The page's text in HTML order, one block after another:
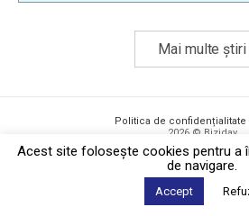
Mai multe știri
Politica de confidențialitate
2026 © Biziday
Acest site foloseşte cookies pentru a
de navigare.
Accept